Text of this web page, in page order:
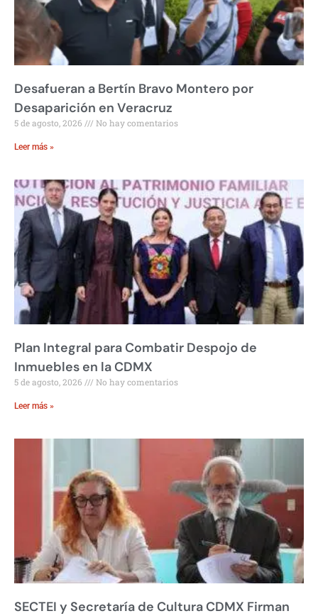
Desafueran a Bertín Bravo Montero por
Desaparición en Veracruz
5 de agosto, 2026 No hay comentarios
Leer más »
Plan Integral para Combatir Despojo de
Inmuebles en la CDMX
5 de agosto, 2026 No hay comentarios
Leer más »
SECTEI y Secretaría de Cultura CDMX Firman